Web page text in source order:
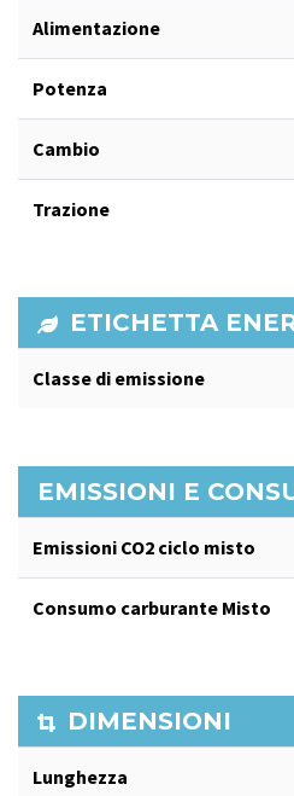
Alimentazione
Potenza
Cambio
Trazione
ETICHETTA
Classe di emissione
EMISSIONI E
Emissioni CO2 ciclo misto
Consumo carburante Misto
DIMENSIONI
Lunghezza